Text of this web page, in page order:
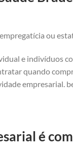
ou
e indivíduos
quando
empresarial.
é